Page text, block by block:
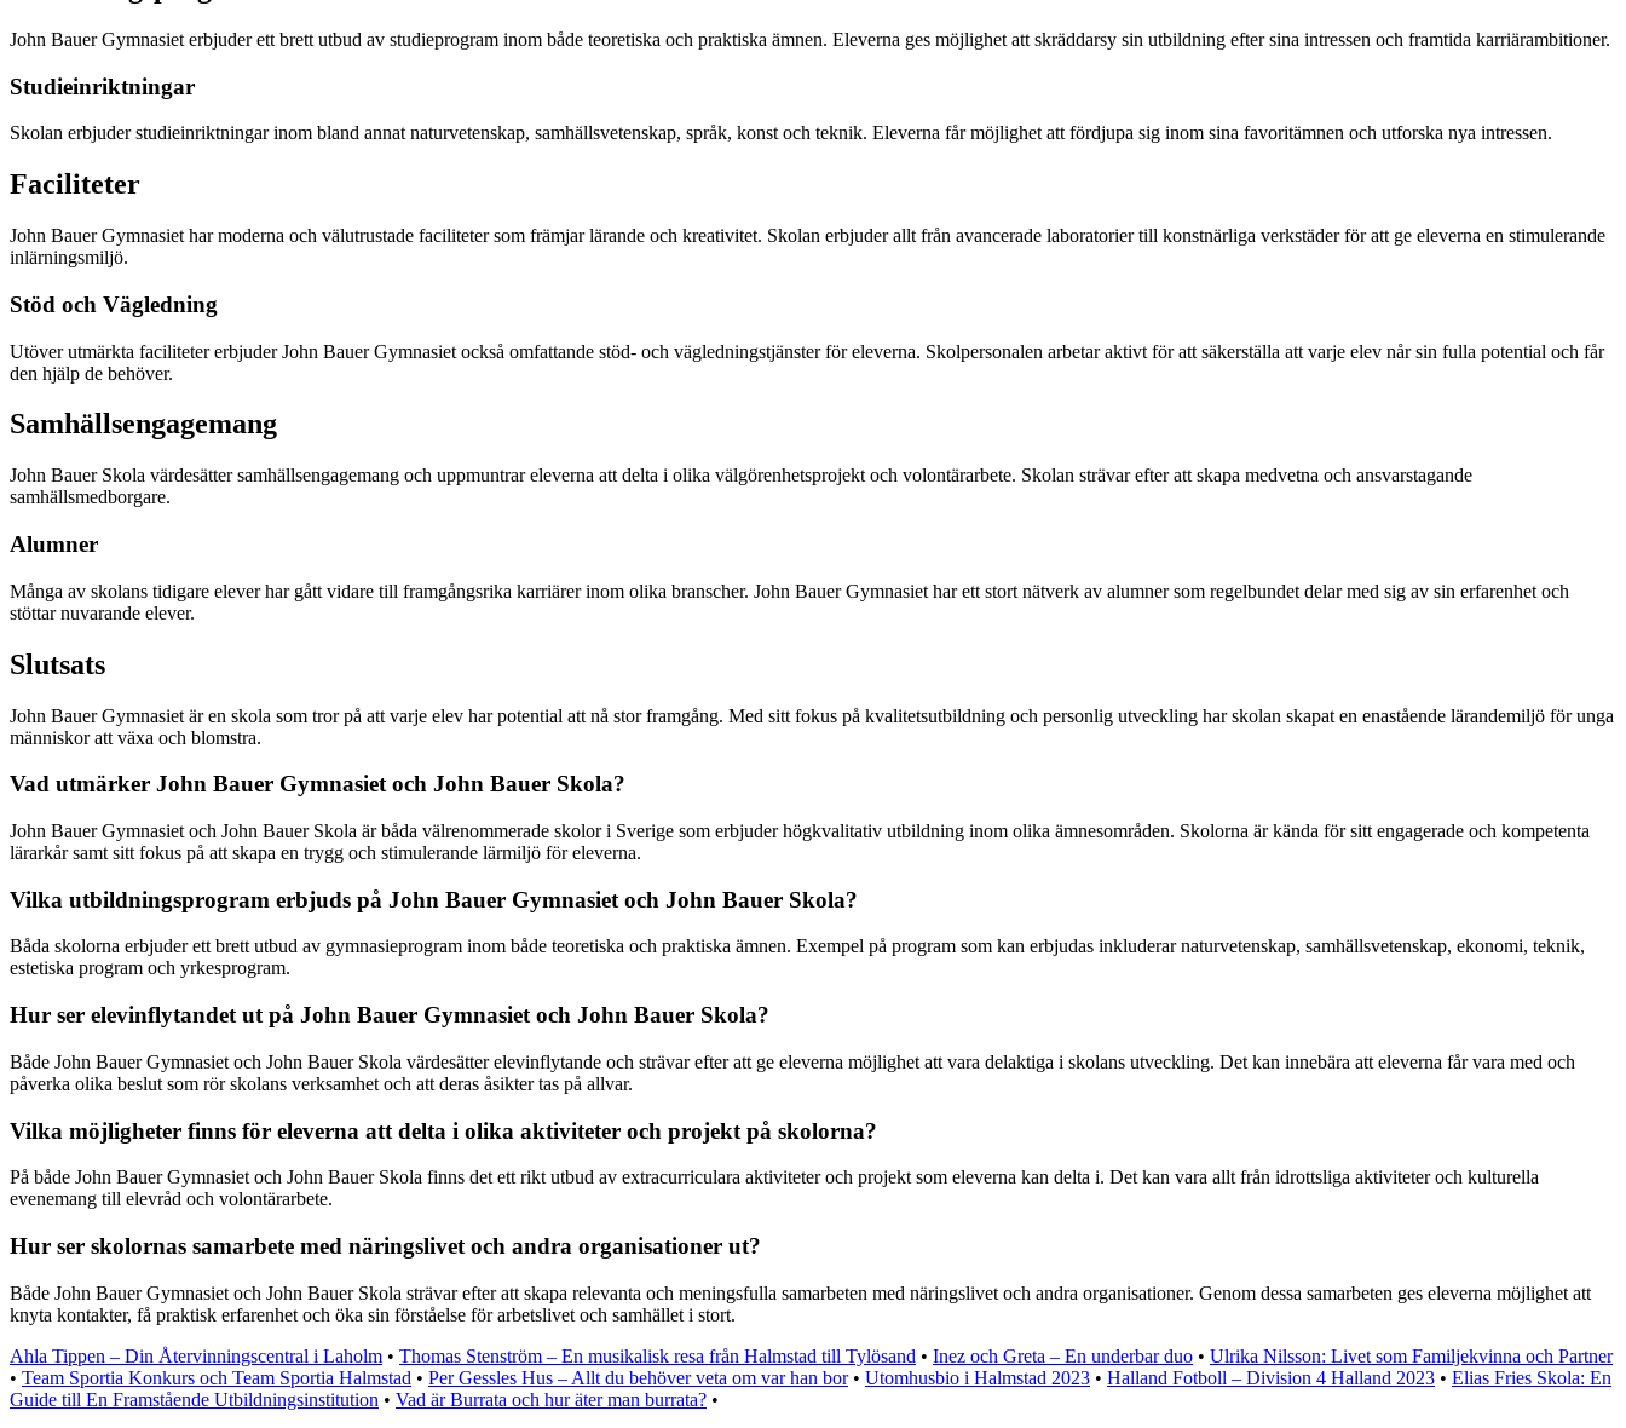
John Bauer Gymnasiet erbjuder ett brett utbud av studieprogram inom både teoretiska och praktiska ämnen. Eleverna ges möjlighet att skräddarsy sin utbildning efter sina intressen och framtida karriärambitioner.
Studieinriktningar
Skolan erbjuder studieinriktningar inom bland annat naturvetenskap, samhällsvetenskap, språk, konst och teknik. Eleverna får möjlighet att fördjupa sig inom sina favoritämnen och utforska nya intressen.
Faciliteter
John Bauer Gymnasiet har moderna och välutrustade faciliteter som främjar lärande och kreativitet. Skolan erbjuder allt från avancerade laboratorier till konstnärliga verkstäder för att ge eleverna en stimulerande
inlärningsmiljö.
Stöd och Vägledning
Utöver utmärkta faciliteter erbjuder John Bauer Gymnasiet också omfattande stöd- och vägledningstjänster för eleverna. Skolpersonalen arbetar aktivt för att säkerställa att varje elev når sin fulla potential och får
den hjälp de behöver.
Samhällsengagemang
John Bauer Skola värdesätter samhällsengagemang och uppmuntrar eleverna att delta i olika välgörenhetsprojekt och volontärarbete. Skolan strävar efter att skapa medvetna och ansvarstagande
samhällsmedborgare.
Alumner
Många av skolans tidigare elever har gått vidare till framgångsrika karriärer inom olika branscher. John Bauer Gymnasiet har ett stort nätverk av alumner som regelbundet delar med sig av sin erfarenhet och
stöttar nuvarande elever.
Slutsats
John Bauer Gymnasiet är en skola som tror på att varje elev har potential att nå stor framgång. Med sitt fokus på kvalitetsutbildning och personlig utveckling har skolan skapat en enastående lärandemiljö för unga
människor att växa och blomstra.
Vad utmärker John Bauer Gymnasiet och John Bauer Skola?
John Bauer Gymnasiet och John Bauer Skola är båda välrenommerade skolor i Sverige som erbjuder högkvalitativ utbildning inom olika ämnesområden. Skolorna är kända för sitt engagerade och kompetenta
lärarkår samt sitt fokus på att skapa en trygg och stimulerande lärmiljö för eleverna.
Vilka utbildningsprogram erbjuds på John Bauer Gymnasiet och John Bauer Skola?
Båda skolorna erbjuder ett brett utbud av gymnasieprogram inom både teoretiska och praktiska ämnen. Exempel på program som kan erbjudas inkluderar naturvetenskap, samhällsvetenskap, ekonomi, teknik,
estetiska program och yrkesprogram.
Hur ser elevinflytandet ut på John Bauer Gymnasiet och John Bauer Skola?
Både John Bauer Gymnasiet och John Bauer Skola värdesätter elevinflytande och strävar efter att ge eleverna möjlighet att vara delaktiga i skolans utveckling. Det kan innebära att eleverna får vara med och
påverka olika beslut som rör skolans verksamhet och att deras åsikter tas på allvar.
Vilka möjligheter finns för eleverna att delta i olika aktiviteter och projekt på skolorna?
På både John Bauer Gymnasiet och John Bauer Skola finns det ett rikt utbud av extracurriculara aktiviteter och projekt som eleverna kan delta i. Det kan vara allt från idrottsliga aktiviteter och kulturella
evenemang till elevråd och volontärarbete.
Hur ser skolornas samarbete med näringslivet och andra organisationer ut?
Både John Bauer Gymnasiet och John Bauer Skola strävar efter att skapa relevanta och meningsfulla samarbeten med näringslivet och andra organisationer. Genom dessa samarbeten ges eleverna möjlighet att
knyta kontakter, få praktisk erfarenhet och öka sin förståelse för arbetslivet och samhället i stort.
Ahla Tippen – Din Återvinningscentral i Laholm • Thomas Stenström – En musikalisk resa från Halmstad till Tylösand • Inez och Greta – En underbar duo • Ulrika Nilsson: Livet som Familjekvinna och Partner
• Team Sportia Konkurs och Team Sportia Halmstad • Per Gessles Hus – Allt du behöver veta om var han bor• Utomhusbio i Halmstad 2023 • Halland Fotboll – Division 4 Halland 2023 • Elias Fries Skola: En
Guide till En Framstående Utbildningsinstitution • Vad är Burrata och hur äter man burrata? •